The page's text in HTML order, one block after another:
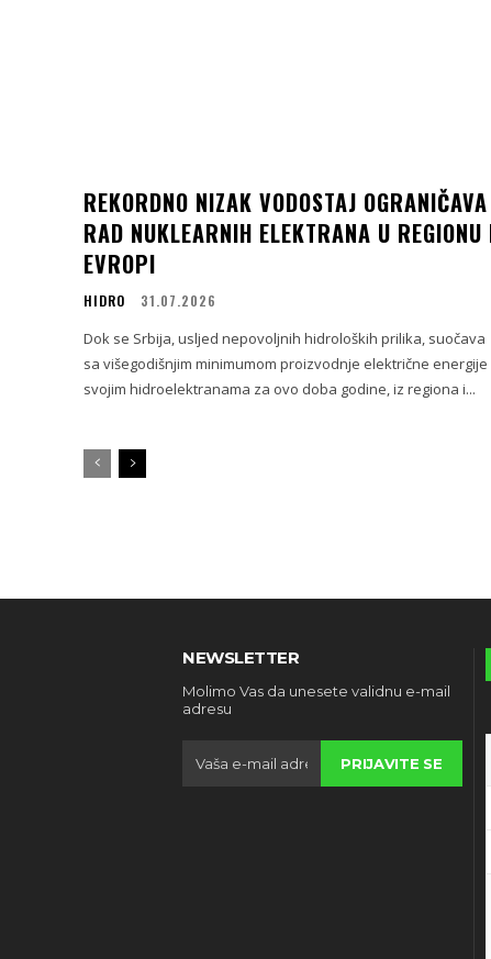
REKORDNO NIZAK VODOSTAJ OGRANIČAVA
RAD NUKLEARNIH ELEKTRANA U REGIONU
EVROPI
HIDRO 31.07.2026
Dok se Srbija, usljed nepovoljnih hidroloških prilika, suočava
sa višegodišnjim minimumom proizvodnje električne energije
svojim hidroelektranama za ovo doba godine, iz regiona i...
NEWSLETTER
Molimo Vas da unesete validnu e-mail
adresu
PRIJAVITE SE